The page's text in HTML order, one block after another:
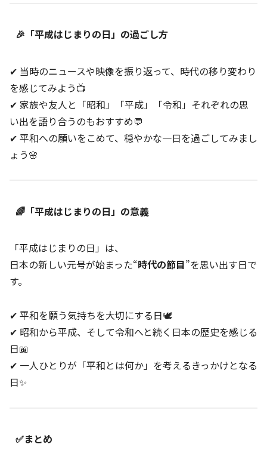
🎉「平成はじまりの日」の過ごし方
✔ 当時のニュースや映像を振り返って、時代の移り変わり
を感じてみよう📺
✔ 家族や友人と「昭和」「平成」「令和」それぞれの思
い出を語り合うのもおすすめ💬
✔ 平和への願いをこめて、穏やかな一日を過ごしてみまし
ょう🌸
🌈「平成はじまりの日」の意義
「平成はじまりの日」は、
日本の新しい元号が始まった“時代の節目”を思い出す日で
す。
✔ 平和を願う気持ちを大切にする日🕊️
✔ 昭和から平成、そして令和へと続く日本の歴史を感じる
日📖
✔ 一人ひとりが「平和とは何か」を考えるきっかけとなる
日✨
✅まとめ